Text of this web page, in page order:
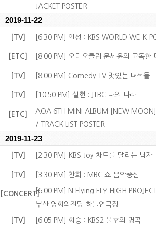
JACKET POSTER
2019-11-22
[TV] [6:30 PM] 인성 : KBS WORLD WE K-
[ETC] [8:00 PM] 오디오클립 문세윤의 고독한
[TV] [8:00 PM] Comedy TV 맛있는 녀석들
[TV] [10:50 PM] 설현 : JTBC 나의 나라
[ETC]
AOA 6TH MINI ALBUM [NEW
/ TRACK LIST POSTER
2019-11-23
[TV] [2:30 PM] KBS Joy 차트를 달리는 남자
[TV] [3:30 PM] 찬희 : MBC 쇼 음악중심
[CONCERT][6:00 PM] N.Flying FLY HIGH
부산 영화의전당 하늘연극장
[TV] [6:05 PM] 회승 : KBS2 불후의 명곡